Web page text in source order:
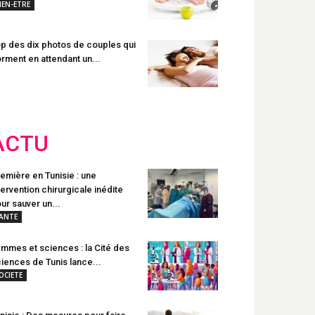
ETRE
des dix photos de couples qui
en attendant un...
en Tunisie : une
chirurgicale inédite
sauver un...
et sciences : la Cité des
de Tunis lance...